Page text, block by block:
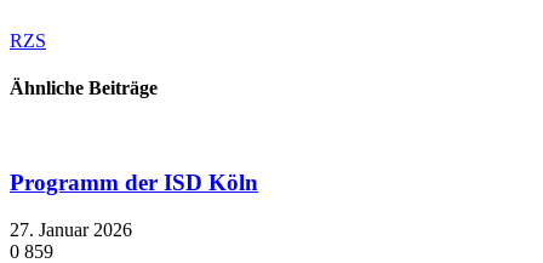
RZS
Ähnliche Beiträge
Programm der ISD Köln
27. Januar 2026
0 859